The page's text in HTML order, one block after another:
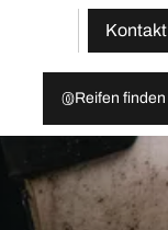
Kontakt
Reifen finden